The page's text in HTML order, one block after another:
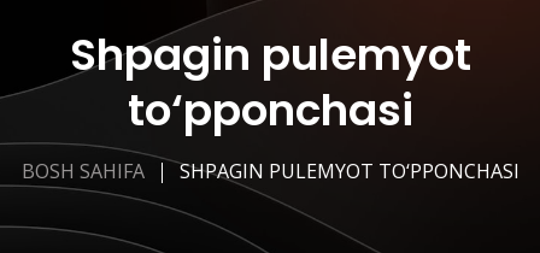
Shpagin pulemyot
to‘pponchasi
BOSH SAHIFA SHPAGIN PULEMYOT TO‘PPONCHASI